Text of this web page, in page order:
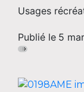
Usages
Publié le 5